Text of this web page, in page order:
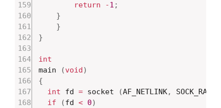
return
-1 ;
}
}
}
int
main
(void )
{
int fd = socket (AF_NETLINK, SOCK_RAW
if
(fd < 0)